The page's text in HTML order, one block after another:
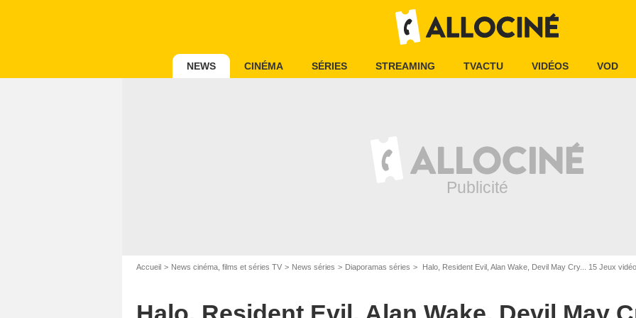
NEWS CINÉMA SÉRIES STREAMING TVACTU VIDÉOS VOD
Accueil News cinéma, films et séries TV News séries Diaporamas séries Halo, Resident Evil, Alan Wake, Devil May Cry... 15 Jeux